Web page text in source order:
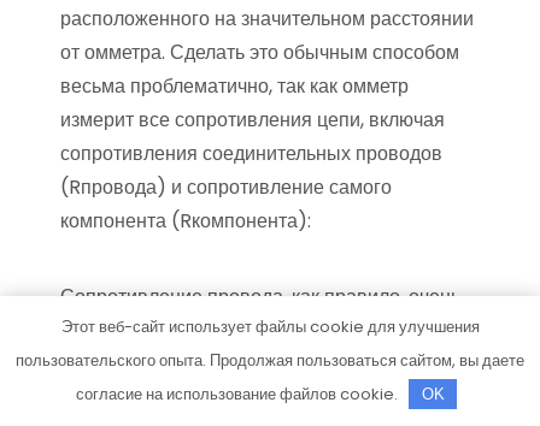
расположенного на значительном расстоянии
от омметра. Сделать это обычным способом
весьма проблематично, так как омметр
измерит все сопротивления цепи, включая
сопротивления соединительных проводов
(Rпровода) и сопротивление самого
компонента (Rкомпонента):
Сопротивление провода, как правило, очень
мало (всего несколько Ом на сотни метров, в
зависимости от сечения), но, если провода
очень длинные, а тестируемый компонент
Этот веб-сайт использует файлы cookie для улучшения
пользовательского опыта. Продолжая пользоваться сайтом, вы даете
согласие на использование файлов cookie.
OK